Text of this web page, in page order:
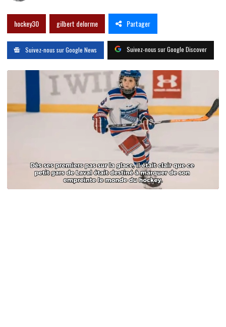
hockey30 gilbert delorme Partager
Suivez-nous sur Google News Suivez-nous sur Google Discover